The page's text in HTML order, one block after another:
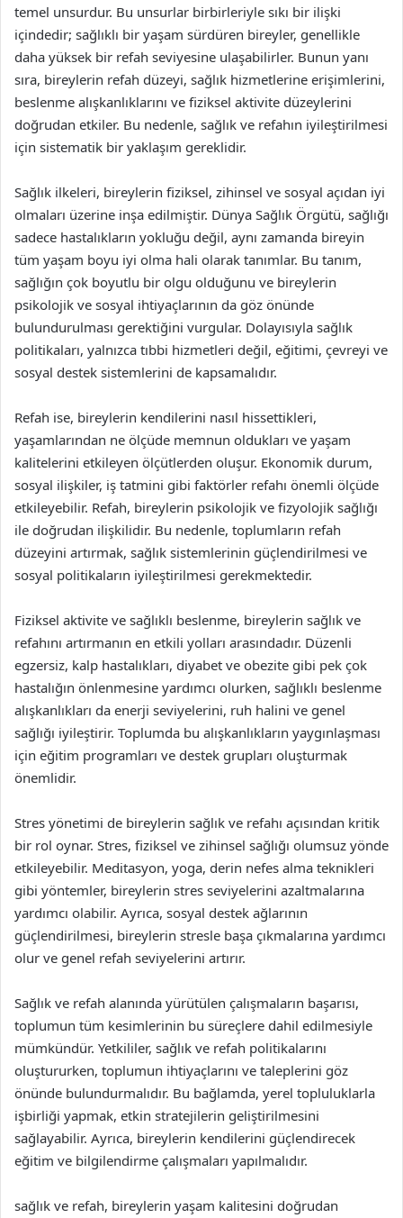
temel unsurdur. Bu unsurlar birbirleriyle sıkı bir ilişki
içindedir; sağlıklı bir yaşam sürdüren bireyler, genellikle
daha yüksek bir refah seviyesine ulaşabilirler. Bunun yanı
sıra, bireylerin refah düzeyi, sağlık hizmetlerine erişimlerini,
beslenme alışkanlıklarını ve fiziksel aktivite düzeylerini
doğrudan etkiler. Bu nedenle, sağlık ve refahın iyileştirilmesi
için sistematik bir yaklaşım gereklidir.
Sağlık ilkeleri, bireylerin fiziksel, zihinsel ve sosyal açıdan iyi
olmaları üzerine inşa edilmiştir. Dünya Sağlık Örgütü, sağlığı
sadece hastalıkların yokluğu değil, aynı zamanda bireyin
tüm yaşam boyu iyi olma hali olarak tanımlar. Bu tanım,
sağlığın çok boyutlu bir olgu olduğunu ve bireylerin
psikolojik ve sosyal ihtiyaçlarının da göz önünde
bulundurulması gerektiğini vurgular. Dolayısıyla sağlık
politikaları, yalnızca tıbbi hizmetleri değil, eğitimi, çevreyi ve
sosyal destek sistemlerini de kapsamalıdır.
Refah ise, bireylerin kendilerini nasıl hissettikleri,
yaşamlarından ne ölçüde memnun oldukları ve yaşam
kalitelerini etkileyen ölçütlerden oluşur. Ekonomik durum,
sosyal ilişkiler, iş tatmini gibi faktörler refahı önemli ölçüde
etkileyebilir. Refah, bireylerin psikolojik ve fizyolojik sağlığı
ile doğrudan ilişkilidir. Bu nedenle, toplumların refah
düzeyini artırmak, sağlık sistemlerinin güçlendirilmesi ve
sosyal politikaların iyileştirilmesi gerekmektedir.
Fiziksel aktivite ve sağlıklı beslenme, bireylerin sağlık ve
refahını artırmanın en etkili yolları arasındadır. Düzenli
egzersiz, kalp hastalıkları, diyabet ve obezite gibi pek çok
hastalığın önlenmesine yardımcı olurken, sağlıklı beslenme
alışkanlıkları da enerji seviyelerini, ruh halini ve genel
sağlığı iyileştirir. Toplumda bu alışkanlıkların yaygınlaşması
için eğitim programları ve destek grupları oluşturmak
önemlidir.
Stres yönetimi de bireylerin sağlık ve refahı açısından kritik
bir rol oynar. Stres, fiziksel ve zihinsel sağlığı olumsuz yönde
etkileyebilir. Meditasyon, yoga, derin nefes alma teknikleri
gibi yöntemler, bireylerin stres seviyelerini azaltmalarına
yardımcı olabilir. Ayrıca, sosyal destek ağlarının
güçlendirilmesi, bireylerin stresle başa çıkmalarına yardımcı
olur ve genel refah seviyelerini artırır.
Sağlık ve refah alanında yürütülen çalışmaların başarısı,
toplumun tüm kesimlerinin bu süreçlere dahil edilmesiyle
mümkündür. Yetkililer, sağlık ve refah politikalarını
oluştururken, toplumun ihtiyaçlarını ve taleplerini göz
önünde bulundurmalıdır. Bu bağlamda, yerel topluluklarla
işbirliği yapmak, etkin stratejilerin geliştirilmesini
sağlayabilir. Ayrıca, bireylerin kendilerini güçlendirecek
eğitim ve bilgilendirme çalışmaları yapılmalıdır.
sağlık ve refah, bireylerin yaşam kalitesini doğrudan